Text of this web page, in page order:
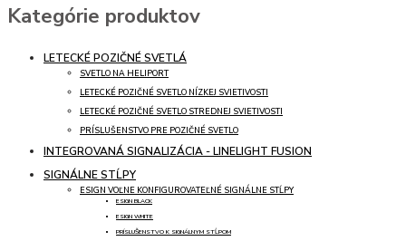
Kategórie produktov
LETECKÉ POZIČNÉ SVETLÁ
SVETLO NA HELIPORT
LETECKÉ POZIČNÉ SVETLO NÍZKEJ SVIETIVOSTI
LETECKÉ POZIČNÉ SVETLO STREDNEJ SVIETIVOSTI
PRÍSLUŠENSTVO PRE POZIČNÉ SVETLO
INTEGROVANÁ SIGNALIZÁCIA - LINELIGHT FUSION
SIGNÁLNE STĹPY
ESIGN VOĽNE KONFIGUROVATEĽNÉ SIGNÁLNE STĹPY
ESIGN BLACK
ESIGN WHITE
PRÍSLUŠENSTVO K SIGNÁLNYM STĹPOM